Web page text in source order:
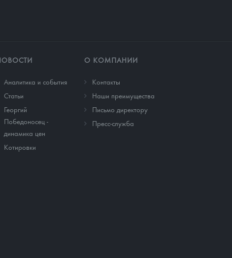
Аналитика и события
Cтатьи
Георгий
Победоносец -
динамика цен
Котировки
О КОМПАНИИ
Контакты
Наши преимущества
Письмо директору
Пресс-служба